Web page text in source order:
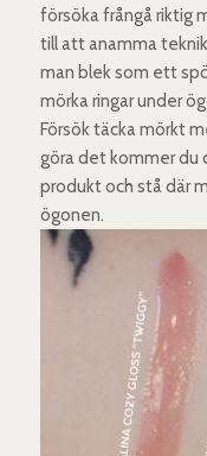
försöka frångå riktig
till att anamma
man blek som ett
mörka ringar under
Försök täcka mörkt
göra det kommer
produkt och stå där
ögonen.